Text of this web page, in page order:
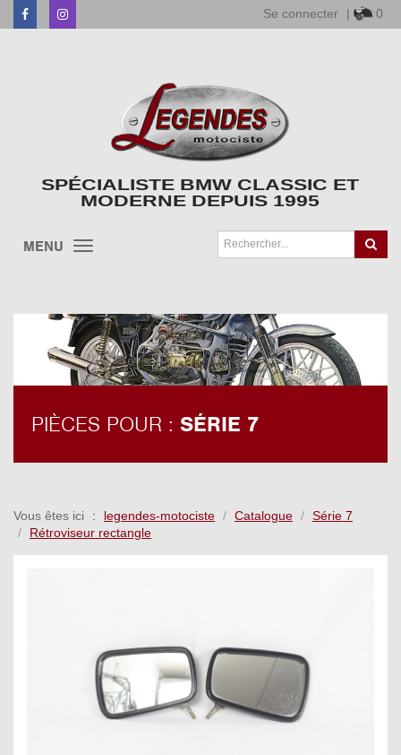
FacebookInstagram Se connecter | 0
SPÉCIALISTE BMW CLASSIC ET
MODERNE DEPUIS 1995
MENU
PIÈCES POUR : SÉRIE 7
Vous êtes ici legendes-motociste Catalogue
Série 7
Rétroviseur rectangle